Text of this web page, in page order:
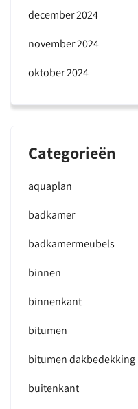
december 2024
november 2024
oktober 2024
Categorieën
aquaplan
badkamer
badkamermeubels
binnen
binnenkant
bitumen
bitumen dakbedekking
buitenkant